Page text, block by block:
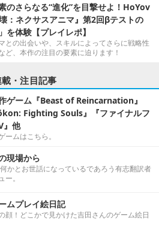
のさらなる“進化”を目撃せよ！HoYov
：ネクサスアニマ』第2回βテストの
を体験【プレイレポ】
との出会いや、スキルによってさらに戦略性
ど、本作の注目の要素に迫ります！
載・注目記事
ゲーム『Beast of Reincarnation』
Fighting Souls』『ファイナルフ
』他
ームはこちら。
現場から
かとお世話になっているであろう有志翻訳者
。
ムプレイ絵日記
顔！どこかで見かけた吉田さんのゲーム絵日